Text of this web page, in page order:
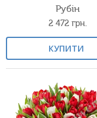
Рубін
2 472 грн.
КУПИТИ